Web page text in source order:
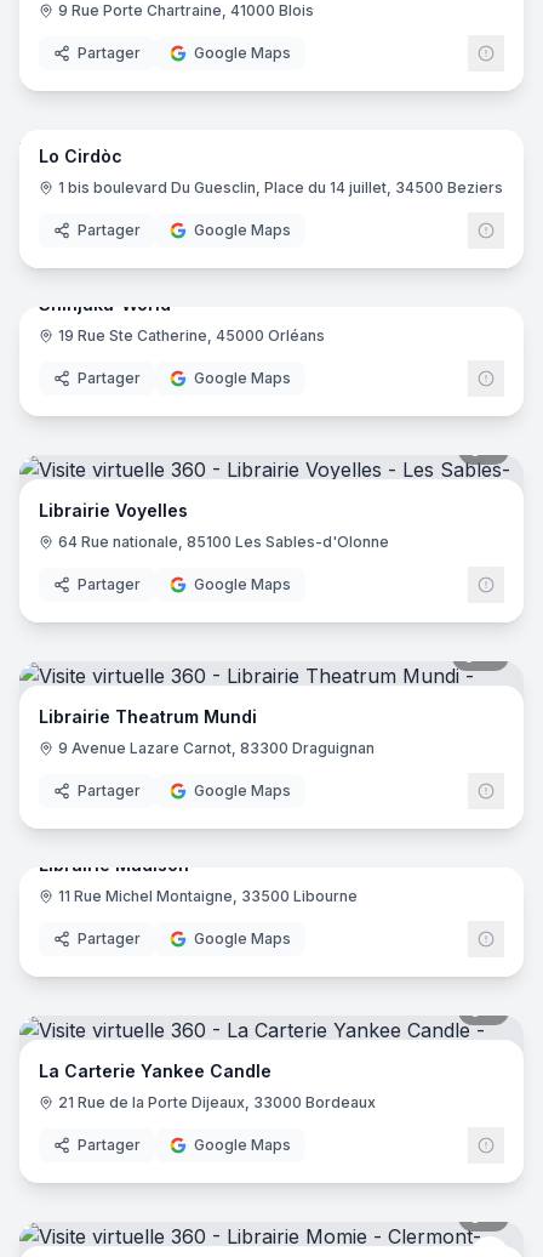
9 Rue Porte Chartraine, 41000 Blois
Partager Google Maps
9
Lo Cirdòc
1 bis boulevard Du Guesclin, Place du 14 juillet, 34500 Beziers
Partager Google Maps
Shinjuku-World
19 Rue Ste Catherine, 45000 Orléans
Partager Google Maps
Librairie Voyelles
64 Rue nationale, 85100 Les Sables-d'Olonne
Partager Google Maps
Librairie Theatrum Mundi
9 Avenue Lazare Carnot, 83300 Draguignan
Partager Google Maps
17
Librairie Madison
11 Rue Michel Montaigne, 33500 Libourne
Partager Google Maps
La Carterie Yankee Candle
21 Rue de la Porte Dijeaux, 33000 Bordeaux
Partager Google Maps